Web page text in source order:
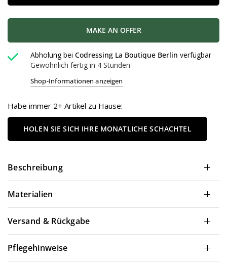
MAKE AN OFFER
Abholung beiCodressing La Boutique Berlin verfügbar
Gewöhnlich fertig in 4 Stunden
Shop-Informationen anzeigen
Habe immer 2+ Artikel zu Hause:
HOLEN SIE SICH IHRE MONATLICHE SCHACHTEL
Beschreibung
Materialien
Versand & Rückgabe
Pflegehinweise